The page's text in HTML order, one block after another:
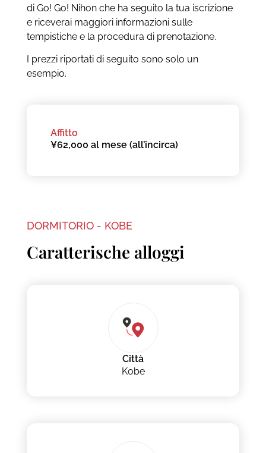
di Go! Go! Nihon che ha seguito la tua iscrizione
e riceverai maggiori informazioni sulle
tempistiche e la procedura di prenotazione.
I prezzi riportati di seguito sono solo un
esempio.
Affitto
¥62,000 al mese (all’incirca)
DORMITORIO - KOBE
Caratterische alloggi
Città
Kobe